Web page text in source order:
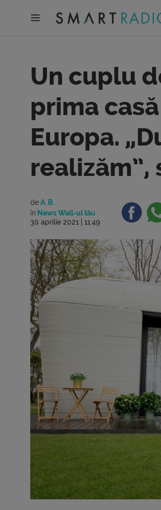
Un cuplu
prima
Europa.
deA. B.
în News Wall-ul tău
30 aprilie 2021 | 11:49